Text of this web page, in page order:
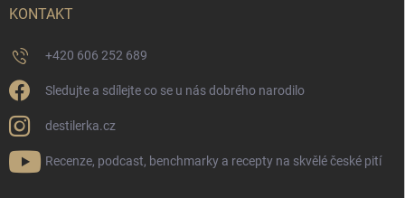
KONTAKT
+420 606 252 689
Sledujte a sdílejte co se u nás dobrého narodilo
destilerka.cz
Recenze, podcast, benchmarky a recepty na skvělé české pití